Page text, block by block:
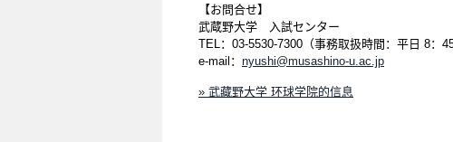
【お問合せ】
武蔵野大学 入試センター
TEL：03-5530-7300（事務取扱時間：平日 8：
e-mail： nyushi@musashino-u.ac.jp
» 武藏野大学 环球学院的信息